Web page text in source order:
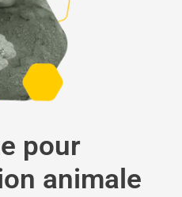
pour
animale